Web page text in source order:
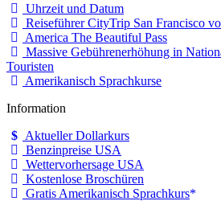
Uhrzeit und Datum
Reiseführer CityTrip San Francisco
America The Beautiful Pass
Massive Gebührenerhöhung in
Touristen
Amerikanisch Sprachkurse
Information
Aktueller Dollarkurs
Benzinpreise USA
Wettervorhersage USA
Kostenlose Broschüren
Gratis Amerikanisch Sprachkurs